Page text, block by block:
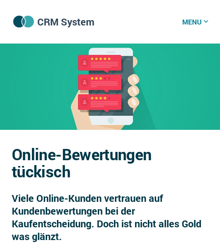
CRM System
CRM Wissenszentrum
CRM News
Was ist CRM?
Offene Stellen bei CRM-Lieferanten
Über uns
DSGVO/GDPR
Impressum
MENU
Online-Bewertungen
tückisch
Viele Online-Kunden vertrauen auf
Kundenbewertungen bei der
Kaufentscheidung. Doch ist nicht alles Gold
was glänzt.